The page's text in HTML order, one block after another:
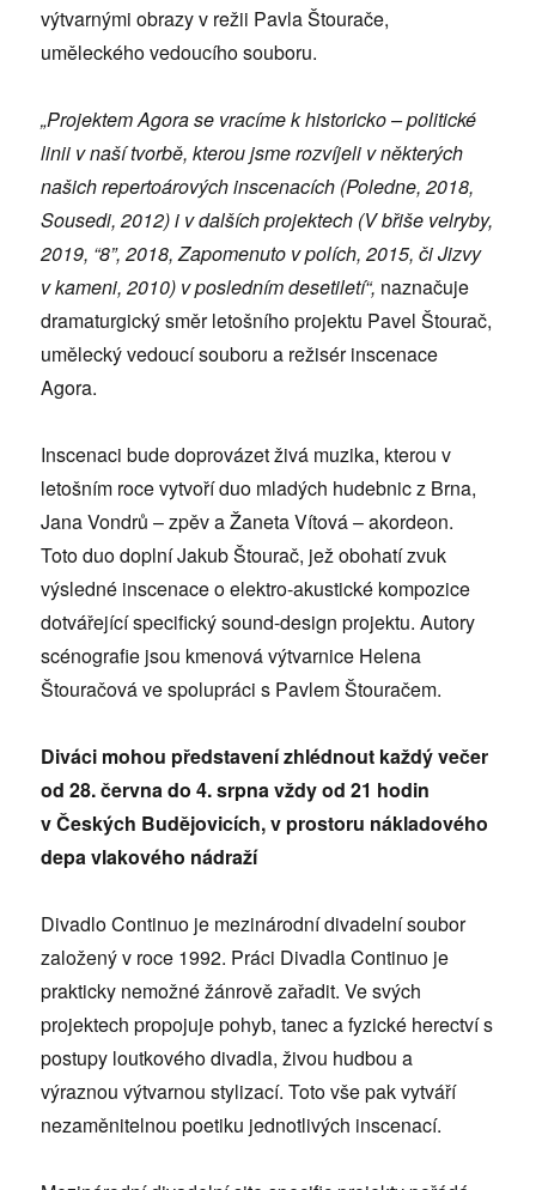
výtvarnými obrazy v režii Pavla Štourače,
uměleckého vedoucího souboru.
„Projektem Agora se vracíme k historicko – politické
linii v naší tvorbě, kterou jsme rozvíjeli v některých
našich repertoárových inscenacích (Poledne, 2018,
Sousedi, 2012) i v dalších projektech (V břiše velryby,
2019, “8”, 2018, Zapomenuto v polích, 2015, či Jizvy
v kameni, 2010) v posledním desetiletí“, naznačuje
dramaturgický směr letošního projektu Pavel Štourač,
umělecký vedoucí souboru a režisér inscenace
Agora.
Inscenaci bude doprovázet živá muzika, kterou v
letošním roce vytvoří duo mladých hudebnic z Brna,
Jana Vondrů – zpěv a Žaneta Vítová – akordeon.
Toto duo doplní Jakub Štourač, jež obohatí zvuk
výsledné inscenace o elektro-akustické kompozice
dotvářející specifický sound-design projektu. Autory
scénografie jsou kmenová výtvarnice Helena
Štouračová ve spolupráci s Pavlem Štouračem.
Diváci mohou představení zhlédnout každý večer
od 28. června do 4. srpna vždy od 21 hodin
v Českých Budějovicích, v prostoru nákladového
depa vlakového nádraží
Divadlo Continuo je mezinárodní divadelní soubor
založený v roce 1992. Práci Divadla Continuo je
prakticky nemožné žánrově zařadit. Ve svých
projektech propojuje pohyb, tanec a fyzické herectví s
postupy loutkového divadla, živou hudbou a
výraznou výtvarnou stylizací. Toto vše pak vytváří
nezaměnitelnou poetiku jednotlivých inscenací.